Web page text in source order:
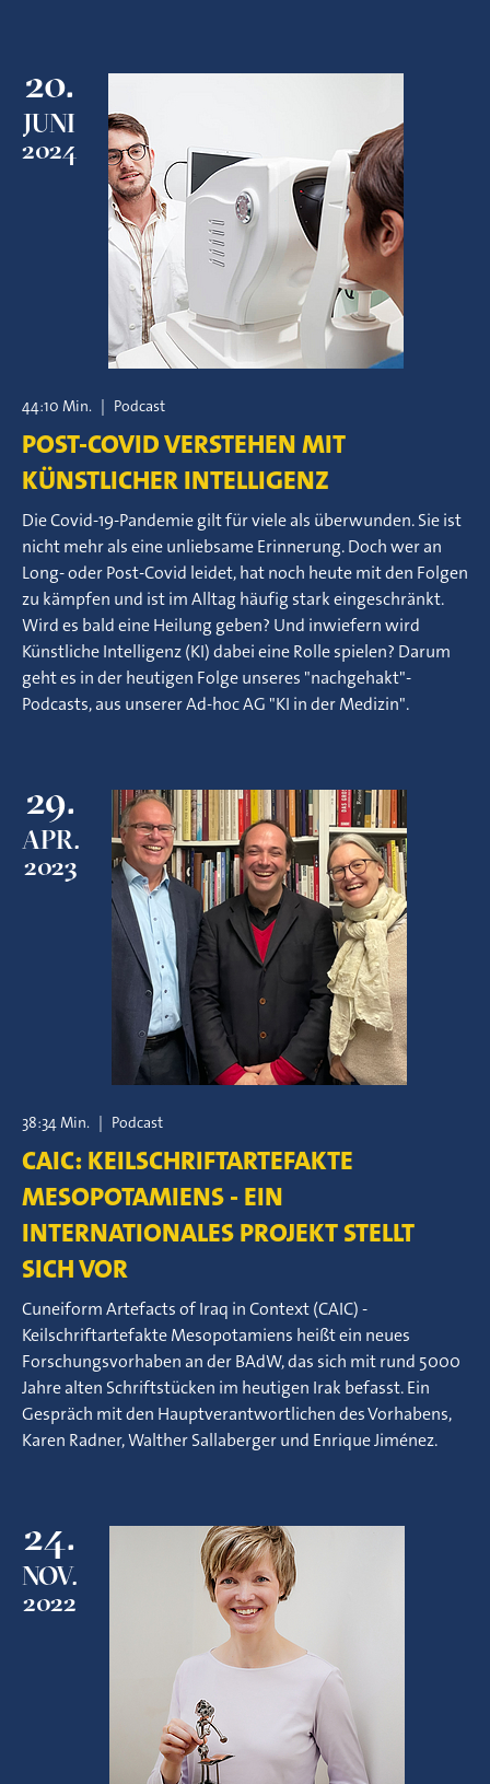
20.
JUNI
2024
44:10 Min. | Podcast
POST-COVID VERSTEHEN MIT
KÜNSTLICHER INTELLIGENZ
Die Covid-19-Pandemie gilt für viele als überwunden. Sie ist
nicht mehr als eine unliebsame Erinnerung. Doch wer an
Long- oder Post-Covid leidet, hat noch heute mit den Folgen
zu kämpfen und ist im Alltag häufig stark eingeschränkt.
Wird es bald eine Heilung geben? Und inwiefern wird
Künstliche Intelligenz (KI) dabei eine Rolle spielen? Darum
geht es in der heutigen Folge unseres "nachgehakt"-
Podcasts, aus unserer Ad-hoc AG "KI in der Medizin".
29.
APR.
2023
38:34 Min. | Podcast
CAIC: KEILSCHRIFTARTEFAKTE
MESOPOTAMIENS - EIN
INTERNATIONALES PROJEKT STELLT
SICH VOR
Cuneiform Artefacts of Iraq in Context (CAIC) -
Keilschriftartefakte Mesopotamiens heißt ein neues
Forschungsvorhaben an der BAdW, das sich mit rund 5000
Jahre alten Schriftstücken im heutigen Irak befasst. Ein
Gespräch mit den Hauptverantwortlichen des Vorhabens,
Karen Radner, Walther Sallaberger und Enrique Jiménez.
24.
NOV.
2022